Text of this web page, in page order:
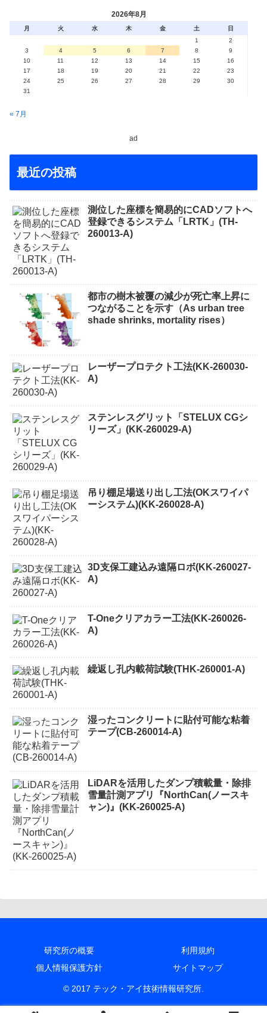
2026年8月
月 火 水 木 金 土
日
1
2
3
4 5 6 7 8
9
10
11 12 13 14 15
16
17
18 19 20 21 22
23
24
25 26 27 28 29
30
31
« 7月
ad
最近の投稿
測位した座標を簡易的にCADソフトへ
登録できるシステム「LRTK」(TH-
260013-A)
都市の樹木被覆の減少が死亡率上昇に
つながることを示す（As urban tree
shade shrinks, mortality rises）
レーザープロテクト⼯法(KK-260030-
A)
ステンレスグリット「STELUX CGシ
リーズ」(KK-260029-A)
吊り棚足場送り出し工法(OKスワイパ
ーシステム)(KK-260028-A)
3D支保工建込み遠隔ロボ(KK-260027-
A)
T-Oneクリアカラー工法(KK-260026-
A)
繰返し孔内載荷試験(THK-260001-A)
湿ったコンクリートに貼付可能な粘着
テープ(CB-260014-A)
LiDARを活用したダンプ積載量・除排
雪量計測アプリ『NorthCan(ノースキ
ャン)』(KK-260025-A)
研究所の概要
利用規約
個人情報保護方針
サイトマップ
© 2017 テック・アイ技術情報研究所.